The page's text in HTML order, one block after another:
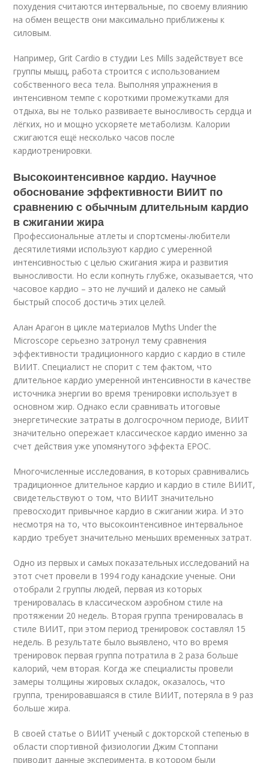
похудения считаются интервальные, по своему влиянию
на обмен веществ они максимально приближены к
силовым.
Например, Grit Cardio в студии Les Mills задействует все
группы мышц, работа строится с использованием
собственного веса тела. Выполняя упражнения в
интенсивном темпе с короткими промежутками для
отдыха, вы не только развиваете выносливость сердца и
лёгких, но и мощно ускоряете метаболизм. Калории
сжигаются ещё несколько часов после
кардиотренировки.
Высокоинтенсивное кардио. Научное
обоснование эффективности ВИИТ по
сравнению с обычным длительным кардио
в сжигании жира
Профессиональные атлеты и спортсмены-любители
десятилетиями используют кардио с умеренной
интенсивностью с целью сжигания жира и развития
выносливости. Но если копнуть глубже, оказывается, что
часовое кардио – это не лучший и далеко не самый
быстрый способ достичь этих целей.
Алан Арагон в цикле материалов Myths Under the
Microscope серьезно затронул тему сравнения
эффективности традиционного кардио с кардио в стиле
ВИИТ. Специалист не спорит с тем фактом, что
длительное кардио умеренной интенсивности в качестве
источника энергии во время тренировки использует в
основном жир. Однако если сравнивать итоговые
энергетические затраты в долгосрочном периоде, ВИИТ
значительно опережает классическое кардио именно за
счет действия уже упомянутого эффекта EPOC.
Многочисленные исследования, в которых сравнивались
традиционное длительное кардио и кардио в стиле ВИИТ,
свидетельствуют о том, что ВИИТ значительно
превосходит привычное кардио в сжигании жира. И это
несмотря на то, что высокоинтенсивное интервальное
кардио требует значительно меньших временных затрат.
Одно из первых и самых показательных исследований на
этот счет провели в 1994 году канадские ученые. Они
отобрали 2 группы людей, первая из которых
тренировалась в классическом аэробном стиле на
протяжении 20 недель. Вторая группа тренировалась в
стиле ВИИТ, при этом период тренировок составлял 15
недель. В результате было выявлено, что во время
тренировок первая группа потратила в 2 раза больше
калорий, чем вторая. Когда же специалисты провели
замеры толщины жировых складок, оказалось, что
группа, тренировавшаяся в стиле ВИИТ, потеряла в 9 раз
больше жира.
В своей статье о ВИИТ ученый с докторской степенью в
области спортивной физиологии Джим Стоппани
приводит данные эксперимента, в котором были